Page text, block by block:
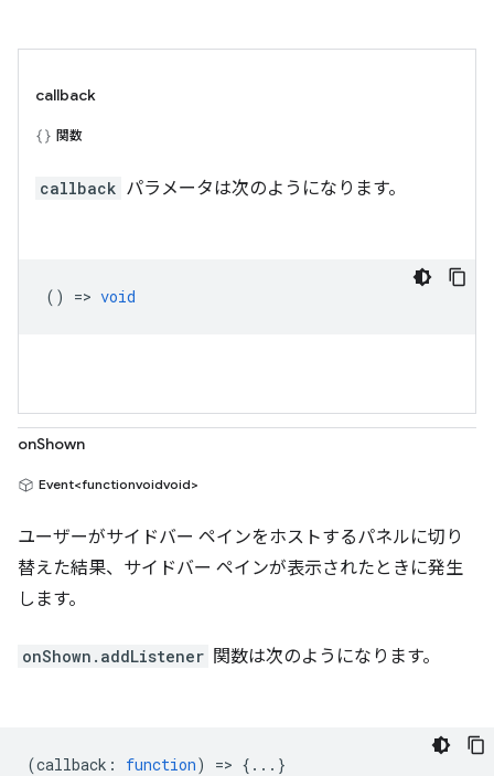
callback
関数
callback パラメータは次のようになります。
() => void
onShown
Event<functionvoidvoid>
ユーザーがサイドバー ペインをホストするパネルに切り
替えた結果、サイドバー ペインが表示されたときに発生
します。
onShown.addListener 関数は次のようになります。
(callback : function) => {...}